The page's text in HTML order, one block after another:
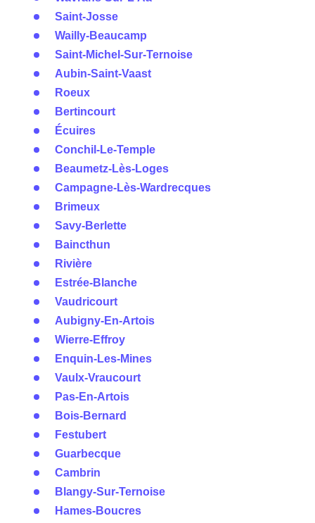
Saint-Josse
Wailly-Beaucamp
Saint-Michel-Sur-Ternoise
Aubin-Saint-Vaast
Roeux
Bertincourt
Écuires
Conchil-Le-Temple
Beaumetz-Lès-Loges
Campagne-Lès-Wardrecques
Brimeux
Savy-Berlette
Baincthun
Rivière
Estrée-Blanche
Vaudricourt
Aubigny-En-Artois
Wierre-Effroy
Enquin-Les-Mines
Vaulx-Vraucourt
Pas-En-Artois
Bois-Bernard
Festubert
Guarbecque
Cambrin
Blangy-Sur-Ternoise
Hames-Boucres